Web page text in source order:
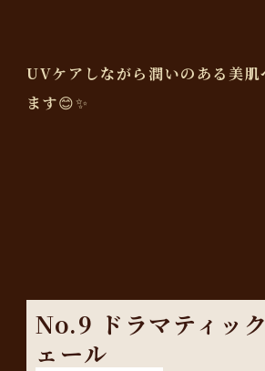
UVケアしながら潤いのある美肌
ます😊✨
No.9 ドラマティッ
ェール